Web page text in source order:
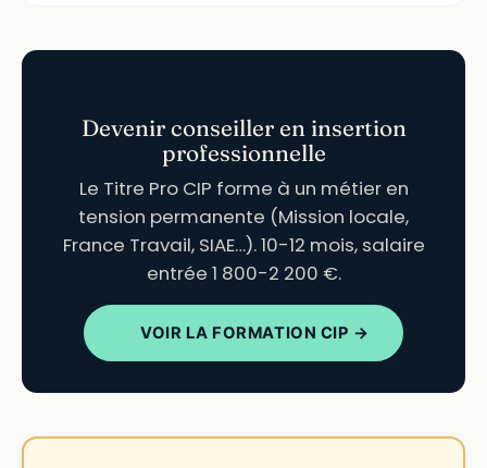
Devenir conseiller en insertion
professionnelle
Le Titre Pro CIP forme à un métier en
tension permanente (Mission locale,
France Travail, SIAE…). 10-12 mois, salaire
entrée 1 800-2 200 €.
VOIR LA FORMATION CIP →